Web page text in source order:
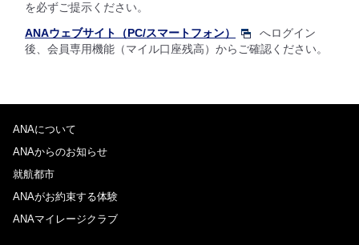
を必ずご提示ください。
ANAウェブサイト（PC/スマートフォン）
へログイン
後、会員専用機能（マイル口座残高）からご確認ください。
ANAについて
ANAからのお知らせ
就航都市
ANAがお約束する体験
ANAマイレージクラブ